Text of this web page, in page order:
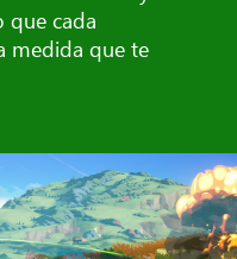
que cada
medida que te